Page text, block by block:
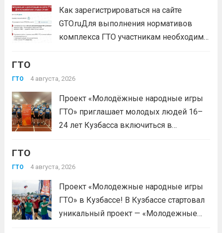
Читать дальше
Как зарегистрироваться на сайте
GTO.ruДля выполнения нормативов
комплекса ГТО участникам необходимо
выбери своё муниципальное
приходи на площадку. Возьми
документ, удостоверяющий личность,
удобную спортивную форму и воду. На
ГТО
ГТО 4 августа, 2026
Проект «Молодёжные народные игры
ГТО» приглашает молодых людей 16–
24 лет Кузбасса включиться в
муниципальных и регионального
нормативы комплекса ГТО сочетаются
с народными играми, силовыми шоу и
инновационными надувными
ГТО
ГТО 4 августа, 2026
Проект «Молодежные народные игры
ГТО» в Кузбассе! В Кузбассе стартовал
уникальный проект — «Молодежные